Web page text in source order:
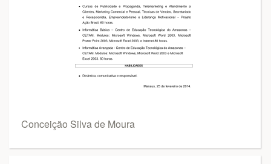
Conceição Silva de Moura